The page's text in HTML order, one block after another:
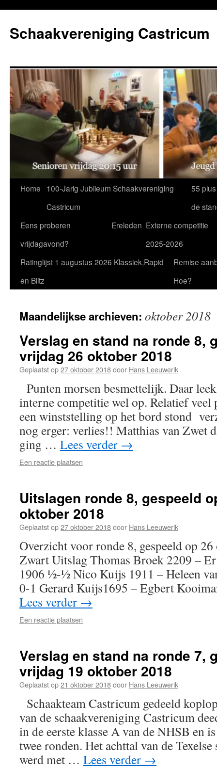
de
inhoud
Schaakvereniging Castricum
Home
100-Jarig Jubileum Schaakvereniging
Castricum
55
de
Eens proberen
vrijdagavond?
Ereleden Externe competitie
2025-2026
Ratinglijst 1 augustus 2026 Klassiek,Rapid
en Blitz
Remise
Hoe?
Maandelijkse archieven: oktober 2018
Verslag en stand na ronde 8,
vrijdag 26 oktober 2018
Geplaatst op27 oktober 2018door Hans Leeuwerik
Punten morsen besmettelijk. Daar
interne competitie wel op. Relatief
een winststelling op het bord stond
nog erger: verlies!! Matthias van Zwet
ging … Lees verder →
Een reactie plaatsen
Uitslagen ronde 8, gespeeld
oktober 2018
Geplaatst op27 oktober 2018door Hans Leeuwerik
Overzicht voor ronde 8, gespeeld op
Zwart Uitslag Thomas Broek 2209 –
1906 ½-½ Nico Kuijs 1911 – Heleen
0-1 Gerard Kuijs1695 – Egbert
Lees verder →
Een reactie plaatsen
Verslag en stand na ronde 7,
vrijdag 19 oktober 2018
Geplaatst op21 oktober 2018door Hans Leeuwerik
Schaakteam Castricum gedeeld
van de schaakvereniging Castricum
in de eerste klasse A van de NHSB en
twee ronden. Het achttal van de
werd met … Lees verder →